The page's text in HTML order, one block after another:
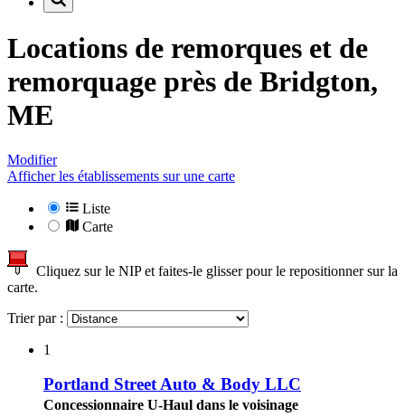
Locations de remorques et de
remorquage près de Bridgton,
ME
Modifier
Afficher les établissements sur une carte
Liste
Carte
Cliquez sur le NIP et faites-le glisser pour le repositionner sur la
carte.
Trier par :
1
Portland Street Auto & Body LLC
Concessionnaire U-Haul dans le voisinage